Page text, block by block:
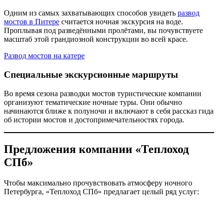
Одним из самых захватывающих способов увидеть развод
мостов в Питере считается ночная экскурсия на воде.
Проплывая под разведёнными пролётами, вы почувствуете
масштаб этой грандиозной конструкции во всей красе.
Развод мостов на катере
Специальные экскурсионные маршруты
Во время сезона разводки мостов туристические компании
организуют тематические ночные туры. Они обычно
начинаются ближе к полуночи и включают в себя рассказ гида
об истории мостов и достопримечательностях города.
Предложения компании «Теплоход
СПб»
Чтобы максимально прочувствовать атмосферу ночного
Петербурга, «Теплоход СПб» предлагает целый ряд услуг: